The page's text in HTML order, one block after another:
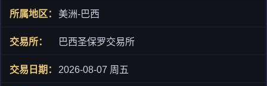
美洲-巴西
巴西圣保罗交易所
2026-08-07 周五